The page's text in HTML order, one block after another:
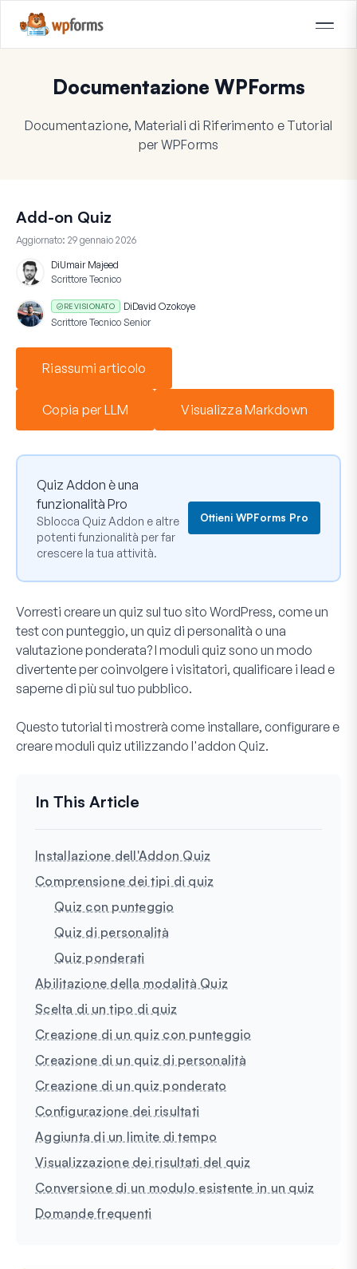
Documentazione WPForms
Documentazione, Materiali di Riferimento e Tutorial
per WPForms
Add-on Quiz
Aggiornato: 29 gennaio 2026
DiUmair Majeed
Scrittore Tecnico
REVISIONATO DiDavid Ozokoye
Scrittore Tecnico Senior
Riassumi articolo
Copia per LLM Visualizza Markdown
Quiz Addon è una
funzionalità Pro
Sblocca Quiz Addon e altre
potenti funzionalità per far
crescere la tua attività.
Ottieni WPForms Pro
Vorresti creare un quiz sul tuo sito WordPress, come un
test con punteggio, un quiz di personalità o una
valutazione ponderata? I moduli quiz sono un modo
divertente per coinvolgere i visitatori, qualificare i lead e
saperne di più sul tuo pubblico.
Questo tutorial ti mostrerà come installare, configurare e
creare moduli quiz utilizzando l'addon Quiz.
Installazione dell'Addon Quiz
Comprensione dei tipi di quiz
Quiz con punteggio
Quiz di personalità
Quiz ponderati
Abilitazione della modalità Quiz
Scelta di un tipo di quiz
Creazione di un quiz con punteggio
Creazione di un quiz di personalità
Creazione di un quiz ponderato
Configurazione dei risultati
Aggiunta di un limite di tempo
Visualizzazione dei risultati del quiz
Conversione di un modulo esistente in un quiz
Domande frequenti